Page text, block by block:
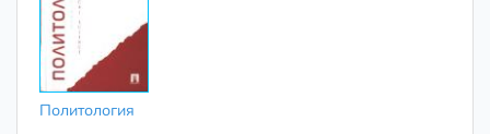
Политология